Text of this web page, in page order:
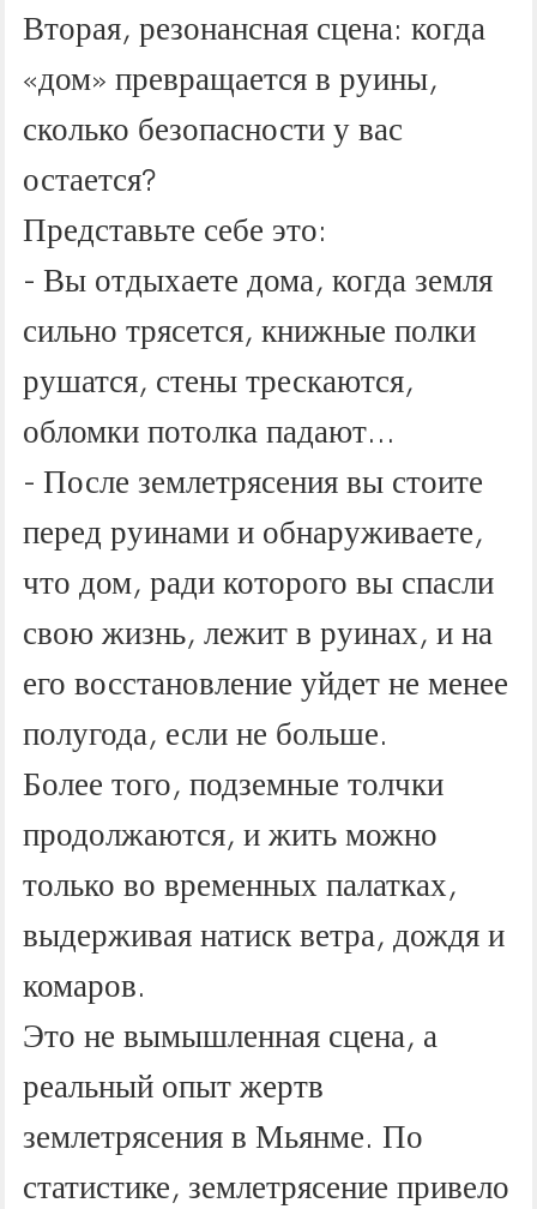
Вторая, резонансная сцена: когда
«дом» превращается в руины,
сколько безопасности у вас
остается?
Представьте себе это:
- Вы отдыхаете дома, когда земля
сильно трясется, книжные полки
рушатся, стены трескаются,
обломки потолка падают...
- После землетрясения вы стоите
перед руинами и обнаруживаете,
что дом, ради которого вы спасли
свою жизнь, лежит в руинах, и на
его восстановление уйдет не менее
полугода, если не больше.
Более того, подземные толчки
продолжаются, и жить можно
только во временных палатках,
выдерживая натиск ветра, дождя и
комаров.
Это не вымышленная сцена, а
реальный опыт жертв
землетрясения в Мьянме. По
статистике, землетрясение привело